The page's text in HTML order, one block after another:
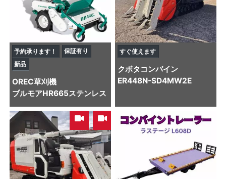
予約承ります！
保証有り
新品
OREC草刈機
ブルモアHR665ステンレス
すぐ使えます
クボタ コンバイン
ER448N-SD4MW2E
,